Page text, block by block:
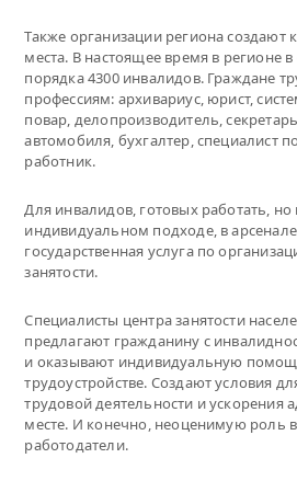
Также организации региона создают
места. В настоящее время в регионе в
порядка 4300 инвалидов. Граждане
профессиям: архивариус, юрист,
повар, делопроизводитель,
автомобиля, бухгалтер, специалист
работник.
Для инвалидов, готовых работать,
индивидуальном подходе, в
государственная услуга по
занятости.
Специалисты центра занятости
предлагают гражданину с
и оказывают индивидуальную
трудоустройстве. Создают условия
трудовой деятельности и ускорения
месте. И конечно, неоценимую роль
работодатели.